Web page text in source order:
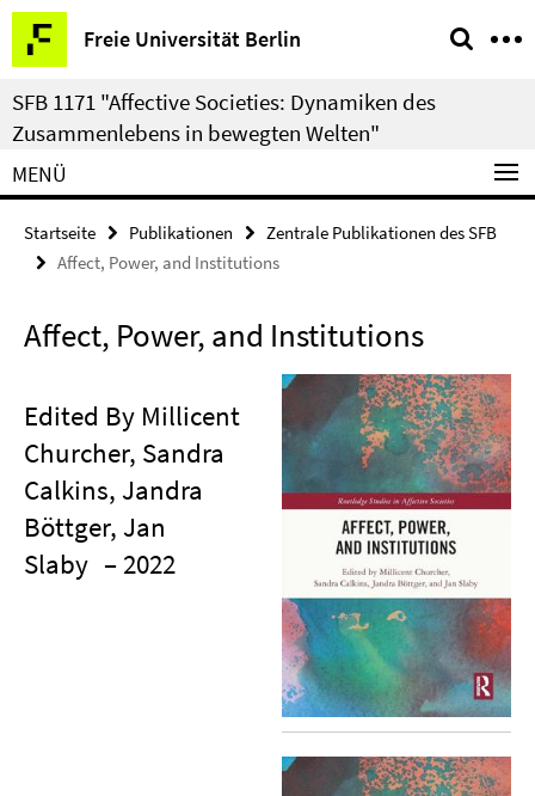
Springe
direkt
zu
Inhalt
Freie Universität Berlin
Service-
Navigation
SFB 1171 "Affective Societies: Dynamiken des
Zusammenlebens in bewegten Welten"
MENÜ
Startseite Publikationen
Zentrale Publikationen des SFB
Affect, Power, and Institutions
Affect, Power, and Institutions
Edited By Millicent
Churcher, Sandra
Calkins, Jandra
Böttger, Jan
Slaby – 2022